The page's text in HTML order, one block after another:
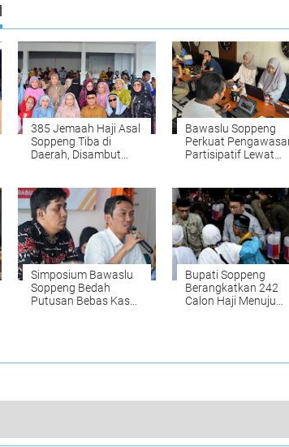
385 Jemaah Haji Asal
Soppeng Tiba di
Daerah, Disambut
Bawaslu Soppeng
Perkuat
Partisipatif Lewat
Simposium Bawaslu
Soppeng Bedah
Putusan Bebas Kasus
Bupati Soppeng
Berangkatkan 242
Calon Haji Menuju